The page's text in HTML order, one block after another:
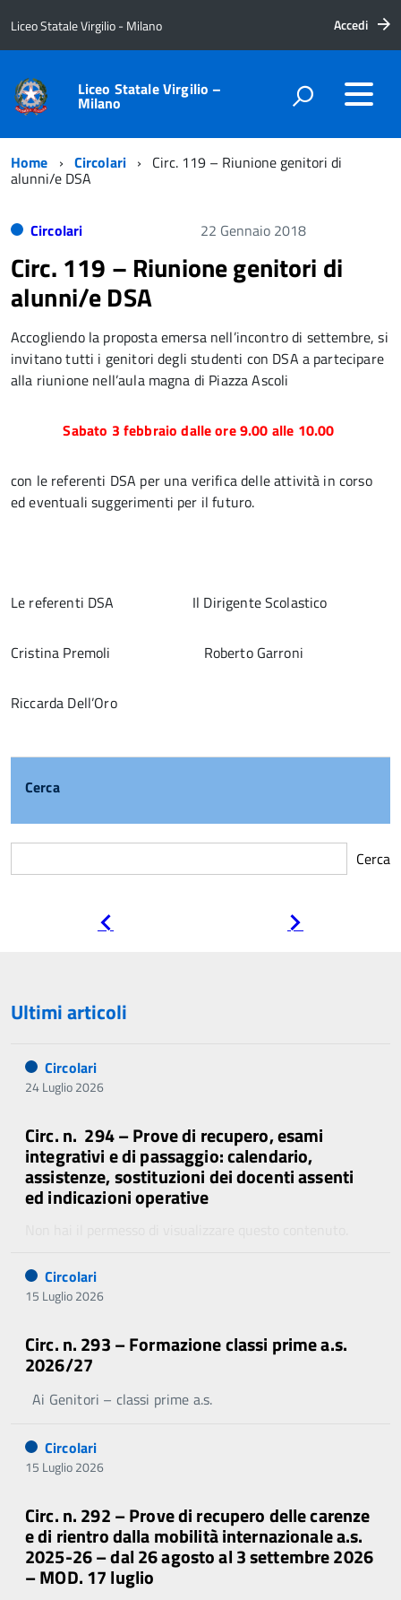
Liceo Statale Virgilio - Milano Accedi
Liceo Statale Virgilio –
Milano
Home Circolari Circ. 119 – Riunione genitori di
alunni/e DSA
Circolari 22 Gennaio 2018
Circ. 119 – Riunione genitori di
alunni/e DSA
Accogliendo la proposta emersa nell’incontro di settembre, si
invitano tutti i genitori degli studenti con DSA a partecipare
alla riunione nell’aula magna di Piazza Ascoli
Sabato 3 febbraio dalle ore 9.00 alle 10.00
con le referenti DSA per una verifica delle attività in corso
ed eventuali suggerimenti per il futuro.
Le referenti DSA Il Dirigente Scolastico
Cristina Premoli Roberto Garroni
Riccarda Dell’Oro
Cerca
Cerca
Ultimi articoli
Circolari
24 Luglio 2026
Circ. n. 294 – Prove di recupero, esami
integrativi e di passaggio: calendario,
assistenze, sostituzioni dei docenti assenti
ed indicazioni operative
Circolari
15 Luglio 2026
Circ. n. 293 – Formazione classi prime a.s.
2026/27
Ai Genitori – classi prime a.s.
Circolari
15 Luglio 2026
Circ. n. 292 – Prove di recupero delle carenze
e di rientro dalla mobilità internazionale a.s.
2025-26 – dal 26 agosto al 3 settembre 2026
– MOD. 17 luglio